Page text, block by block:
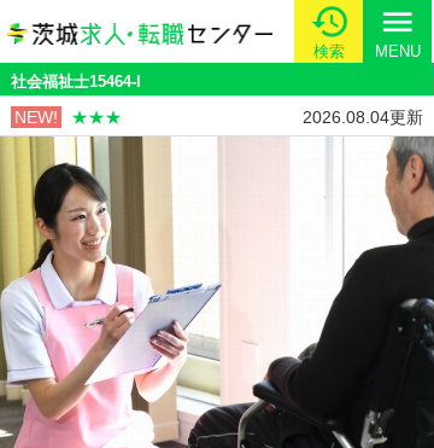
検索
menu
MENU
社会福祉士15464-l
NEW! ★★★ 2026.08.04更新